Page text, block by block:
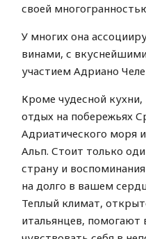
своей
У многих она
винами, с
участием Адриано
Кроме чудесной кухни,
отдых на побережьях
Адриатического моря
Альп. Стоит только
страну и
на долго в вашем
Теплый климат,
итальянцев,